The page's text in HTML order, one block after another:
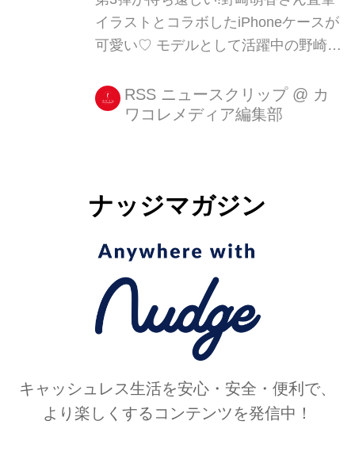
イラストとコラボしたiPhoneケースが
可愛い♡ モデルとして活躍中の野崎萌
たiPhoneケースがとっても可愛いので
ご紹介します♡ 華やかなイメージの彼
RSS ニュースクリップ @ カ
ワコレメディア編集部
ナッジマガジン
キャッシュレス生活を安心・安全・便利で、
より楽しくするコンテンツを発信中！